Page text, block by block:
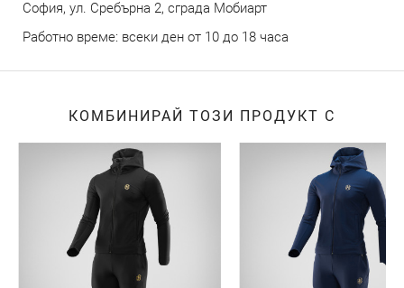
София, ул. Сребърна 2, сграда Мобиарт
Работно време: всеки ден от 10 до 18 часа
КОМБИНИРАЙ ТОЗИ ПРОДУКТ С